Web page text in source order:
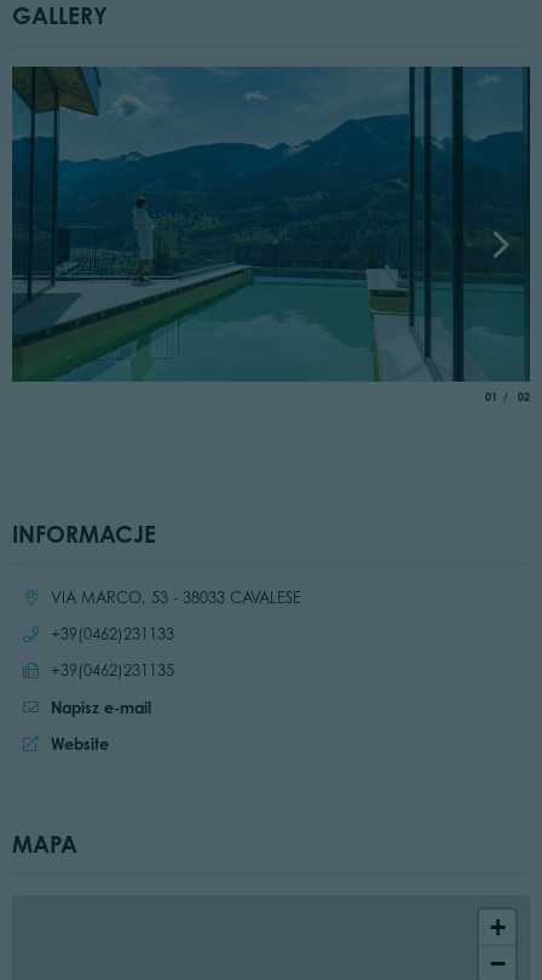
GALLERY
01 of
02
INFORMACJE
Location:VIA MARCO, 53 - 38033 CAVALESE
Call:
+39(0462)231133
Send fax:
+39(0462)231135
Napisz e-mail
Website:
Website
MAPA
+
−